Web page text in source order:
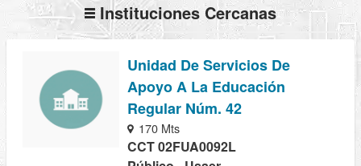
Instituciones Cercanas
Unidad De Servicios De
Apoyo A La Educación
Regular Núm. 42
170 Mts
CCT 02FUA0092L